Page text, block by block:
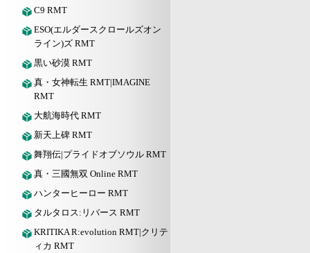
C9 RMT
ESO(エルダースクロールズオン
ライン)ズ RMT
黒い砂漠 RMT
真・女神転生 RMT|IMAGINE
RMT
大航海時代 RMT
新天上碑 RMT
舞翔伝|プライドオブソウル RMT
真・三國無双 Online RMT
ハンターヒーロー RMT
タルタロス:リバース RMT
KRITIKA R:evolution RMT|クリテ
ィカ RMT